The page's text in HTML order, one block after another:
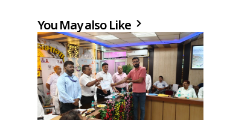
You May also Like